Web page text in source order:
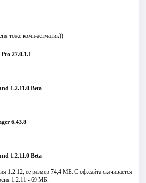
тоже комп-астматик))
27.0.1.1
1.2.11.0 Beta
6.43.8
1.2.11.0 Beta
1.2.12, её размер 74,4 МБ. С оф.сайта скачивается
1.2.11 - 69 МБ.